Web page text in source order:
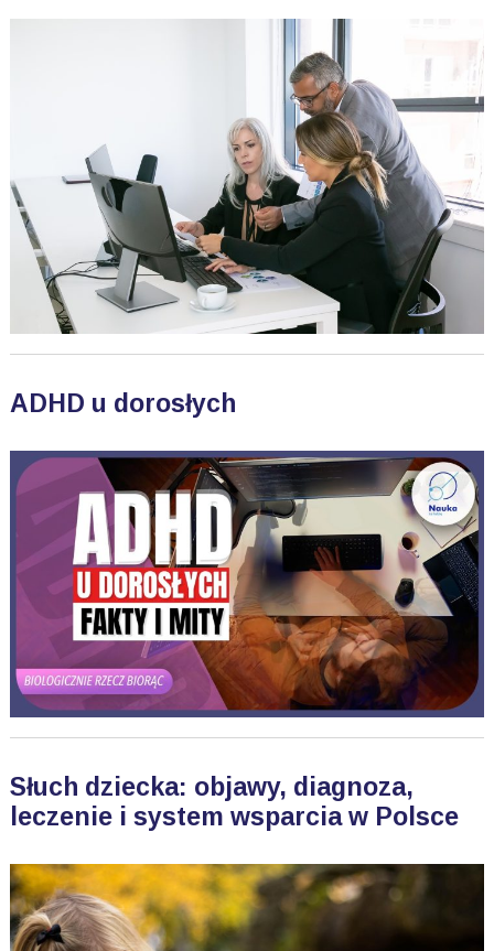
ADHD u dorosłych
Słuch dziecka: objawy, diagnoza,
leczenie i system wsparcia w Polsce